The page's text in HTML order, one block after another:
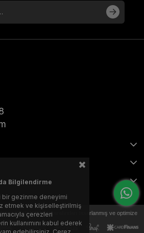
KILIÇARSLAN tarafından tasarlanmış ve optimize
Bilgilendirme
bir gezinme deneyimi
etmek ve kişiselleştirilmiş
çerezleri
kullanımını kabul ederek